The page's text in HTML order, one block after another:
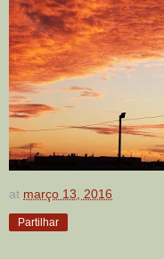
at março 13, 2016
Partilhar